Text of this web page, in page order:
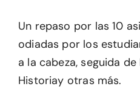
Un repaso por las 10
odiadas por los
a la cabeza, seguida
Historiay otras más.